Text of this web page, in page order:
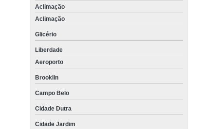
Aclimação
Aclimação
Glicério
Liberdade
Aeroporto
Brooklin
Campo Belo
Cidade Dutra
Cidade Jardim